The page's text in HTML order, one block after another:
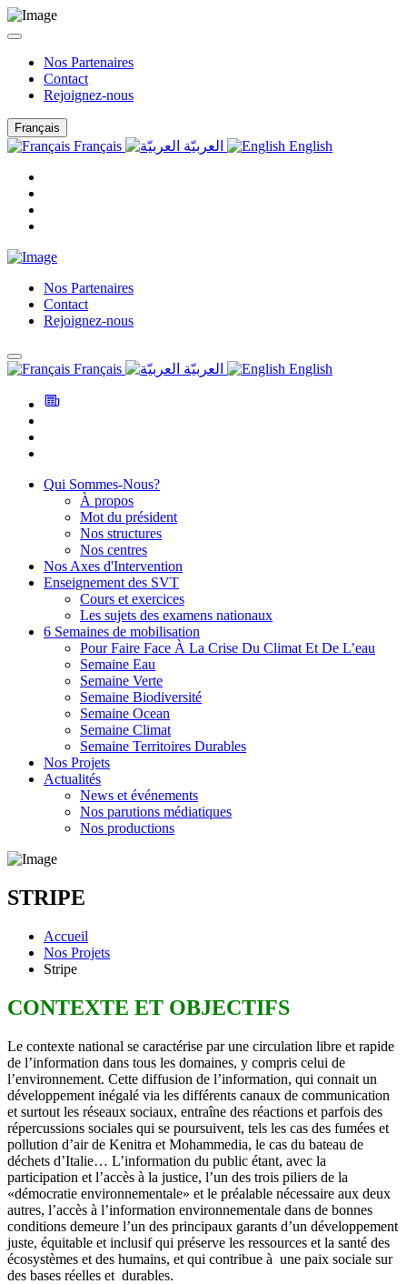
Nos Partenaires
Contact
Rejoignez-nous
Français
Français English
Nos Partenaires
Contact
Rejoignez-nous
Français English
Qui Sommes-Nous?
À propos
Mot du président
Nos structures
Nos centres
Nos Axes d'Intervention
Enseignement des SVT
Cours et exercices
Les sujets des examens nationaux
6 Semaines de mobilisation
Pour Faire Face À La Crise Du Climat Et De L’eau
Semaine Eau
Semaine Verte
Semaine Biodiversité
Semaine Ocean
Semaine Climat
Semaine Territoires Durables
Nos Projets
Actualités
News et événements
Nos parutions médiatiques
Nos productions
STRIPE
Accueil
Nos Projets
Stripe
CONTEXTE ET OBJECTIFS
Le contexte national se caractérise par une circulation libre et rapide
de l’information dans tous les domaines, y compris celui de
l’environnement. Cette diffusion de l’information, qui connait un
développement inégalé via les différents canaux de communication
et surtout les réseaux sociaux, entraîne des réactions et parfois des
répercussions sociales qui se poursuivent, tels les cas des fumées et
pollution d’air de Kenitra et Mohammedia, le cas du bateau de
déchets d’Italie… L’information du public étant, avec la
participation et l’accès à la justice, l’un des trois piliers de la
«démocratie environnementale» et le préalable nécessaire aux deux
autres, l’accès à l’information environnementale dans de bonnes
conditions demeure l’un des principaux garants d’un développement
juste, équitable et inclusif qui préserve les ressources et la santé des
écosystèmes et des humains, et qui contribue à une paix sociale sur
des bases réelles et durables.